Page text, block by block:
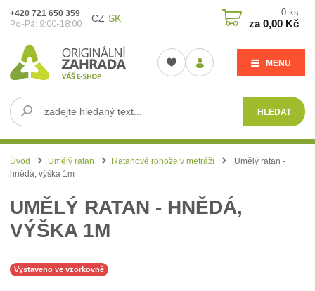
CZ SK
MENU
HLEDAT
+420 721 650 359
Po-Pá: 9:00-18:00
0 ks
za0,00 Kč
Úvod Umělý ratan Ratanové rohože v metráži
Umělý ratan -
hnědá, výška 1m
UMĚLÝ RATAN - HNĚDÁ,
VÝŠKA 1M
Vystaveno ve vzorkovně